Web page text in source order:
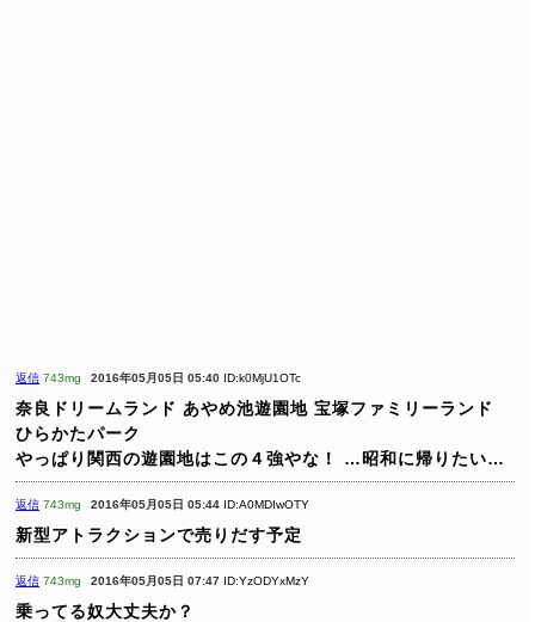
返信 743mg 2016年05月05日 05:40 ID:k0MjU1OTc
奈良ドリームランド あやめ池遊園地 宝塚ファミリーランド
ひらかたパーク
やっぱり関西の遊園地はこの４強やな！
…昭和に帰りたい…
返信 743mg 2016年05月05日 05:44 ID:A0MDIwOTY
新型アトラクションで売りだす予定
返信 743mg 2016年05月05日 07:47 ID:YzODYxMzY
乗ってる奴大丈夫か？